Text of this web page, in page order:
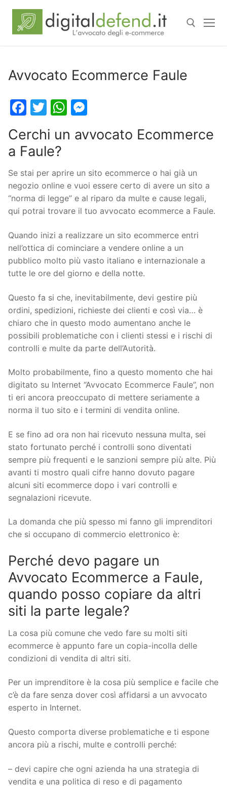
Avvocato Ecommerce Faule
Facebook
TwitterWhatsApp
Cerchi un avvocato Ecommerce
a Faule?
Se stai per aprire un sito ecommerce o hai già un
negozio online e vuoi essere certo di avere un sito a
“norma di legge” e al riparo da multe e cause legali,
qui potrai trovare il tuo avvocato ecommerce a Faule.
Quando inizi a realizzare un sito ecommerce entri
nell’ottica di cominciare a vendere online a un
pubblico molto più vasto italiano e internazionale a
tutte le ore del giorno e della notte.
Questo fa si che, inevitabilmente, devi gestire più
ordini, spedizioni, richieste dei clienti e così via… è
chiaro che in questo modo aumentano anche le
possibili problematiche con i clienti stessi e i rischi di
controlli e multe da parte dell’Autorità.
Molto probabilmente, fino a questo momento che hai
digitato su Internet “Avvocato Ecommerce Faule”, non
ti eri ancora preoccupato di mettere seriamente a
norma il tuo sito e i termini di vendita online.
E se fino ad ora non hai ricevuto nessuna multa, sei
stato fortunato perché i controlli sono diventati
sempre più frequenti e le sanzioni sempre più alte. Più
avanti ti mostro quali cifre hanno dovuto pagare
alcuni siti ecommerce dopo i vari controlli e
segnalazioni ricevute.
La domanda che più spesso mi fanno gli imprenditori
che si occupano di commercio elettronico è:
Perché devo pagare un
Avvocato Ecommerce a Faule,
quando posso copiare da altri
siti la parte legale?
La cosa più comune che vedo fare su molti siti
ecommerce è appunto fare un copia-incolla delle
condizioni di vendita di altri siti.
Per un imprenditore è la cosa più semplice e facile che
c’è da fare senza dover così affidarsi a un avvocato
esperto in Internet.
Questo comporta diverse problematiche e ti espone
ancora più a rischi, multe e controlli perché:
– devi capire che ogni azienda ha una strategia di
vendita e una politica di reso e di pagamento